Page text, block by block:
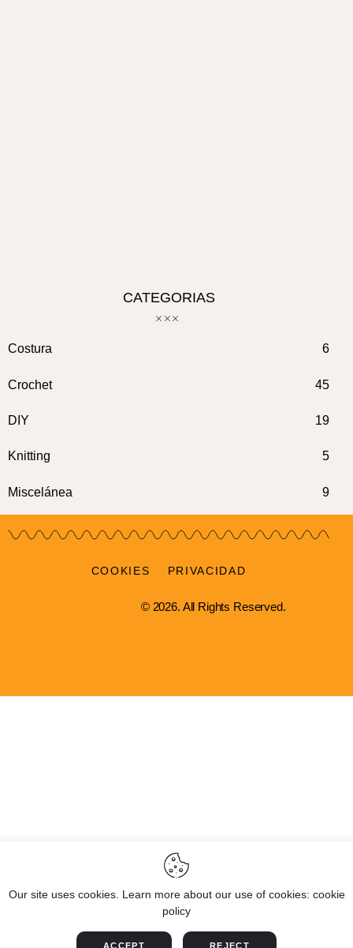
CATEGORIAS
Costura 6
Crochet 45
DIY 19
Knitting 5
Miscelánea 9
COOKIES PRIVACIDAD
© 2026. All Rights Reserved.
Our site uses cookies. Learn more about our use of cookies: cookie
policy
ACCEPT REJECT